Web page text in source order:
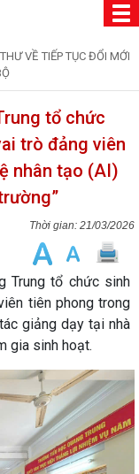
VỀ TIẾP TỤC ĐỔI MỚI
tổ chức
trò đảng viên
nhân tạo (AI)
21/03/2026
Trung tổ chức sinh
tiên phong trong
giảng dạy tại nhà
gia sinh hoạt.